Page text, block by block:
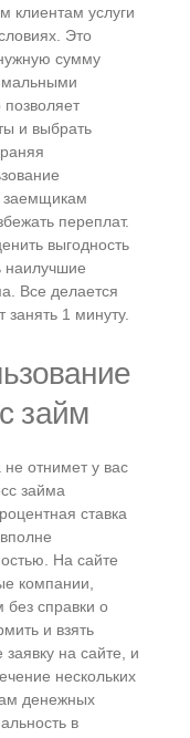
клиентам услуги
Это
сумму
и выбрать
заемщикам
переплат.
выгодность
наилучшие
Все делается
1 минуту.
займ
отнимет у вас
займа
ставка
На сайте
компании,
без справки о
и взять
на сайте, и
нескольких
денежных
в